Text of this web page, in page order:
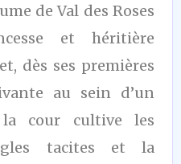
de Val des Roses
et héritière
dès ses premières
au sein d’un
cour cultive les
tacites et la